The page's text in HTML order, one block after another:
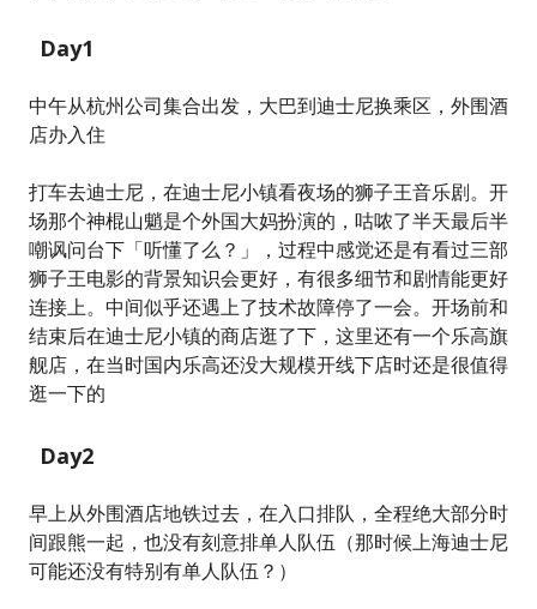
Day1
中午从杭州公司集合出发，大巴到迪士尼换乘区，外围酒
店办入住
打车去迪士尼，在迪士尼小镇看夜场的狮子王音乐剧。开
场那个神棍山魈是个外国大妈扮演的，咕哝了半天最后半
嘲讽问台下「听懂了么？」，过程中感觉还是有看过三部
狮子王电影的背景知识会更好，有很多细节和剧情能更好
连接上。中间似乎还遇上了技术故障停了一会。开场前和
结束后在迪士尼小镇的商店逛了下，这里还有一个乐高旗
舰店，在当时国内乐高还没大规模开线下店时还是很值得
逛一下的
Day2
早上从外围酒店地铁过去，在入口排队，全程绝大部分时
间跟熊一起，也没有刻意排单人队伍（那时候上海迪士尼
可能还没有特别有单人队伍？）